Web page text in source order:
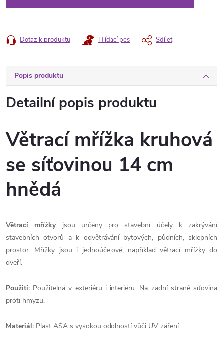
Dotaz k produktu Hlídací pes Sdílet
Popis produktu
Detailní popis produktu
Větrací mřížka kruhová
se síťovinou 14 cm
hnědá
Větrací mřížky
jsou určeny pro stavební účely k zakrývání
stavebních otvorů a k odvětrávání bytových, půdních, sklepních
prostor. Mřížky jsou i jednoúčelové, například větrací mřížky do
dveří.
Použití: Použitelná v exteriéru i interiéru. Na zadní straně síťovina
proti hmyzu.
Materiál: Plast ASA s vysokou odolností vůči UV záření.